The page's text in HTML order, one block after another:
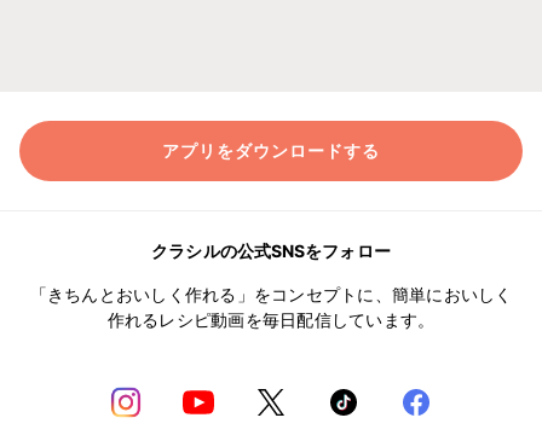
アプリをダウンロードする
クラシルの公式SNSをフォロー
「きちんとおいしく作れる」をコンセプトに、簡単においしく
作れるレシピ動画を毎日配信しています。